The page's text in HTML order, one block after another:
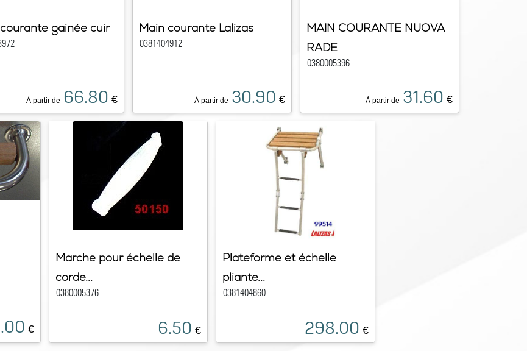
gainée cuir
À partir de 66.80 €
Main courante Lalizas
0381404912
À partir de 30.90 €
MAIN COURANTE NUOVA
RADE
0380005396
À partir de 31.60 €
€
Marche pour échelle de
corde...
0380005376
6.50 €
Plateforme et échelle
pliante...
0381404860
298.00 €